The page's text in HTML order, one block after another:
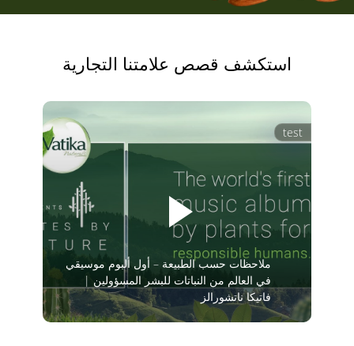
استكشف قصص علامتنا التجارية
test
ملاحظات حسب الطبيعة – أول ألبوم موسيقي
في العالم من النباتات للبشر المسؤولين |
فاتيكا ناتشورالز